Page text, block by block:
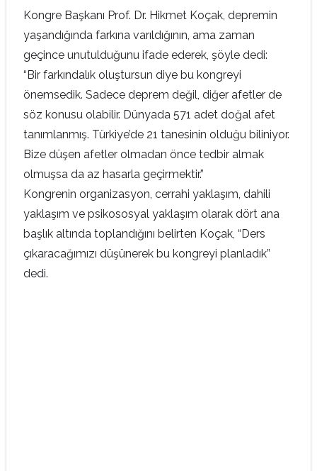
Kongre Başkanı Prof. Dr. Hikmet Koçak, depremin
yaşandığında farkına varıldığının, ama zaman
geçince unutulduğunu ifade ederek, şöyle dedi:
“Bir farkındalık oluştursun diye bu kongreyi
önemsedik. Sadece deprem değil, diğer afetler de
söz konusu olabilir. Dünyada 571 adet doğal afet
tanımlanmış. Türkiye’de 21 tanesinin olduğu biliniyor.
Bize düşen afetler olmadan önce tedbir almak
olmuşsa da az hasarla geçirmektir.”
Kongrenin organizasyon, cerrahi yaklaşım, dahili
yaklaşım ve psikososyal yaklaşım olarak dört ana
başlık altında toplandığını belirten Koçak, “Ders
çıkaracağımızı düşünerek bu kongreyi planladık”
dedi.